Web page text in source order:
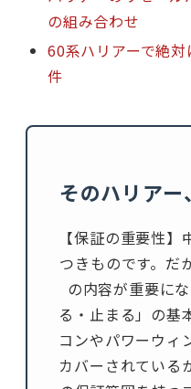
の組み合わせ
60系ハリアーで絶
件
そのハリア
【保証の重要性
つきものです。だ
の内容が重要に
る・止まる」の基
コンやパワーウィ
カバーされている